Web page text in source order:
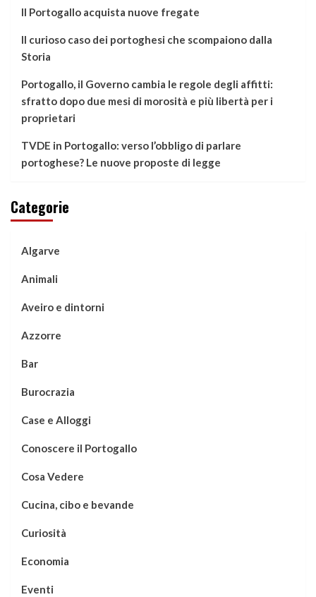
Il Portogallo acquista nuove fregate
Il curioso caso dei portoghesi che scompaiono dalla
Storia
Portogallo, il Governo cambia le regole degli affitti:
sfratto dopo due mesi di morosità e più libertà per i
proprietari
TVDE in Portogallo: verso l’obbligo di parlare
portoghese? Le nuove proposte di legge
Categorie
Algarve
Animali
Aveiro e dintorni
Azzorre
Bar
Burocrazia
Case e Alloggi
Conoscere il Portogallo
Cosa Vedere
Cucina, cibo e bevande
Curiosità
Economia
Eventi